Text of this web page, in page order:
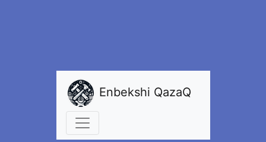
Enbekshi QazaQ